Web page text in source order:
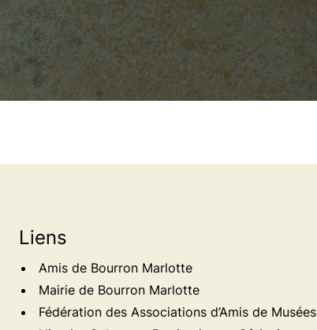
Liens
Amis de Bourron Marlotte
Mairie de Bourron Marlotte
Fédération des Associations d’Amis de Musées